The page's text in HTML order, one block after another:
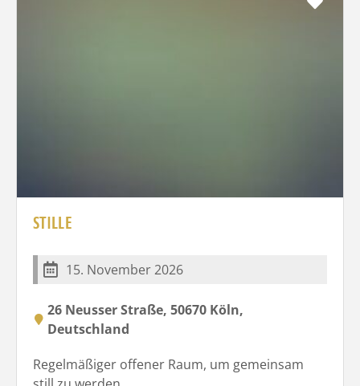
STILLE
15. November 2026
26 Neusser Straße, 50670 Köln,
Deutschland
Regelmäßiger offener Raum, um gemeinsam